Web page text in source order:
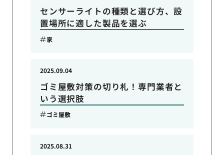
センサーライトの種類と選び方、設
置場所に適した製品を選ぶ
家
ゴミ屋敷対策の切り札！専門業者と
いう選択肢
2025.09.04
ゴミ屋敷
2025.08.31